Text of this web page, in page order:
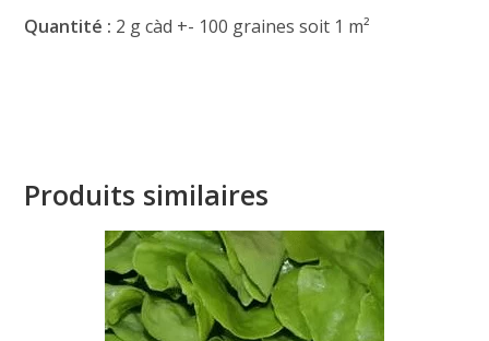
Quantité : 2 g càd +- 100 graines soit 1 m²
Produits similaires